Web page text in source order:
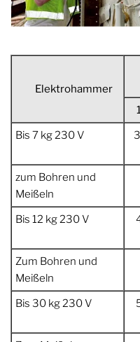
Elektrohammer
Bis 7 kg 230 V
zum Bohren und
Meißeln
Bis 12 kg 230 V
Zum Bohren und
Meißeln
Bis 30 kg 230 V